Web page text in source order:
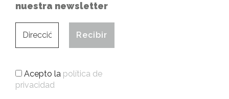
nuestra newsletter
Acepto la política de
privacidad